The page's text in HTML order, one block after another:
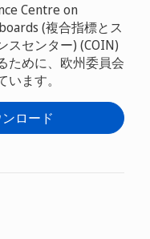
Centre on
(複合指標とス
スセンター) (COIN)
ために、欧州委員会
ます。
ロード